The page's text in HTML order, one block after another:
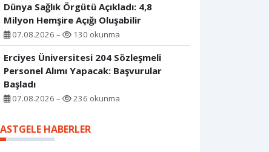
Dünya Sağlık Örgütü Açıkladı: 4,8
Milyon Hemşire Açığı Oluşabilir
07.08.2026 – 130 okunma
Erciyes Üniversitesi 204 Sözleşmeli
Personel Alımı Yapacak: Başvurular
Başladı
07.08.2026 – 236 okunma
HABERLER